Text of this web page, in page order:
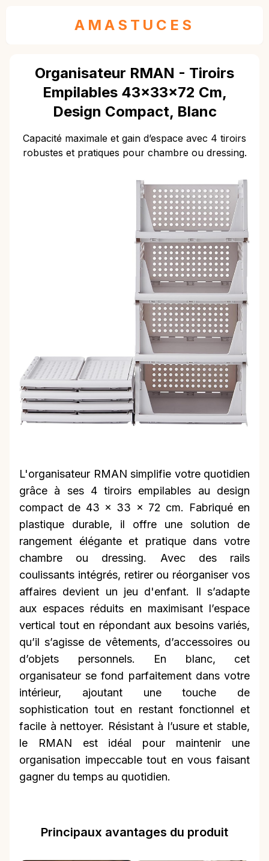
AMASTUCES
Organisateur RMAN - Tiroirs
Empilables 43x33x72 Cm,
Design Compact, Blanc
Capacité maximale et gain d’espace avec 4 tiroirs
robustes et pratiques pour chambre ou dressing.
L'organisateur RMAN simplifie votre quotidien
grâce à ses 4 tiroirs empilables au design
compact de 43 x 33 x 72 cm. Fabriqué en
plastique durable, il offre une solution de
rangement élégante et pratique dans votre
chambre ou dressing. Avec des rails
coulissants intégrés, retirer ou réorganiser vos
affaires devient un jeu d'enfant. Il s’adapte
aux espaces réduits en maximisant l’espace
vertical tout en répondant aux besoins variés,
qu’il s’agisse de vêtements, d’accessoires ou
d’objets personnels. En blanc, cet
organisateur se fond parfaitement dans votre
intérieur, ajoutant une touche de
sophistication tout en restant fonctionnel et
facile à nettoyer. Résistant à l’usure et stable,
le RMAN est idéal pour maintenir une
organisation impeccable tout en vous faisant
gagner du temps au quotidien.
Principaux avantages du produit